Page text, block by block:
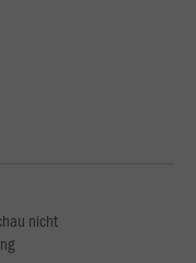
nicht